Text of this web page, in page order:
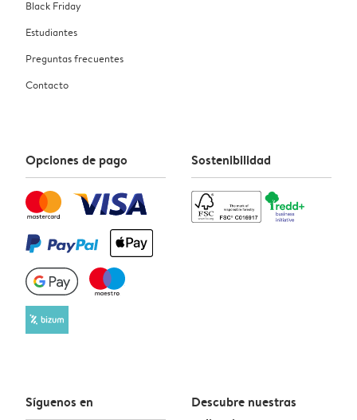
Black Friday
Estudiantes
Preguntas frecuentes
Contacto
Opciones de pago Sostenibilidad
Síguenos en
Descubre nuestras